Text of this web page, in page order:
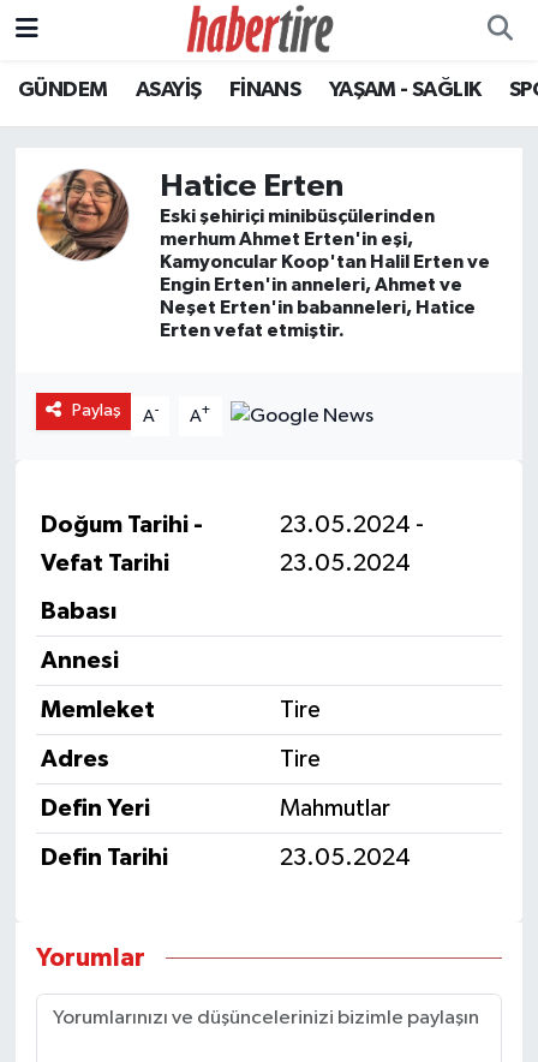
GÜNDEM ASAYİŞ FİNANS YAŞAM - SAĞLIK
Hatice Erten
Eski şehiriçi minibüsçülerinden
merhum Ahmet Erten'in eşi,
Kamyoncular Koop'tan Halil Erten ve
Engin Erten'in anneleri, Ahmet ve
Neşet Erten'in babanneleri, Hatice
Erten vefat etmiştir.
Paylaş A- A+
Doğum Tarihi -
Vefat Tarihi
23.05.2024 -
23.05.2024
Babası
Annesi
Memleket Tire
Adres Tire
Defin Yeri Mahmutlar
Defin Tarihi 23.05.2024
Yorumlar
Tire Nöbetçi Eczaneler
Tire Trafik Yoğunluk Haritası
Süper Lig Puan Durumu ve Fikstür
Tüm Manşetler
Son Dakika Haberleri